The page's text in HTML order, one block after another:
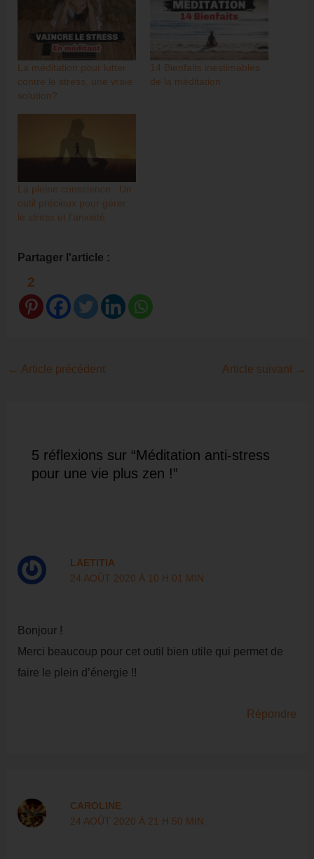
La méditation pour lutter
contre le stress, une vraie
solution?
14 Bienfaits inestimables
de la méditation
La pleine conscience : Un
outil précieux pour gérer
le stress et l’anxiété
Partager l'article :
2
Navigation
← Article précédent Article suivant →
5 réflexions sur “Méditation anti-stress
pour une vie plus zen !”
LAETITIA
24 AOÛT 2020 À 10 H 01 MIN
Bonjour !
Merci beaucoup pour cet outil bien utile qui permet de
faire le plein d’énergie !!
Répondre
CAROLINE
24 AOÛT 2020 À 21 H 50 MIN